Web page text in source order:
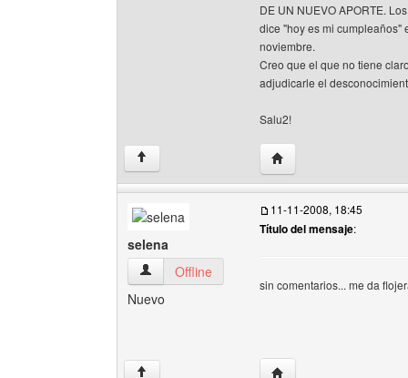
DE UN NUEVO APORTE.
dice "hoy es mi cumpleaños"
noviembre.
Creo que el que no tiene
adjudicarle el
Salu2!
↑ Visitar sitio web del
selena
selena Ver perfil del usuario
Offline
Nuevo
11-11-2008, 18:45
Título del mensaje:
sin comentarios... me da
↑ Visitar sitio web del